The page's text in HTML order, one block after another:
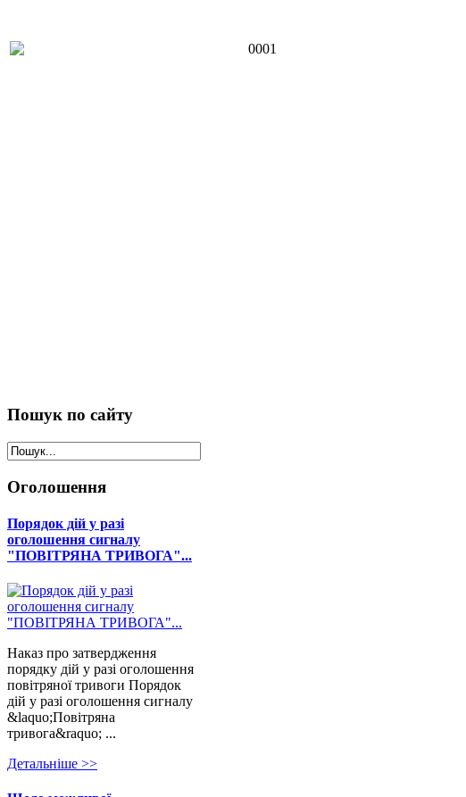
Пошук по сайту
Оголошення
Порядок дій у разі
оголошення сигналу
"ПОВІТРЯНА ТРИВОГА"...
Наказ про затвердження
порядку дій у разі оголошення
повітряної тривоги Порядок
дій у разі оголошення сигналу
&laquo;Повітряна
тривога&raquo; ...
Детальнiше >>